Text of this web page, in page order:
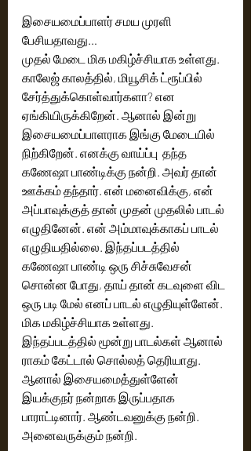
இசையமைப்பாளர் சமய முரளி
பேசியதாவது…
முதல் மேடை மிக மகிழ்ச்சியாக உள்ளது.
காலேஜ் காலத்தில், மியூசிக் ட்ரூப்பில்
சேர்த்துக்கொள்வார்களா? என
ஏங்கியிருக்கிறேன். ஆனால் இன்று
இசையமைப்பாளராக இங்கு மேடையில்
நிற்கிறேன். எனக்கு வாய்ப்பு  தந்த
கணேஷா பாண்டிக்கு நன்றி. அவர் தான்
ஊக்கம் தந்தார். என் மனைவிக்கு, என்
அப்பாவுக்குத் தான் முதன் முதலில் பாடல்
எழுதினேன். என் அம்மாவுக்காகப் பாடல்
எழுதியதில்லை. இந்தப்படத்தில்
கணேஷா பாண்டி ஒரு சிச்சுவேசன்
சொன்ன போது, தாய் தான் கடவுளை விட
ஒரு படி மேல் எனப் பாடல் எழுதியுள்ளேன்.
மிக மகிழ்ச்சியாக உள்ளது.
இந்தப்படத்தில் மூன்று பாடல்கள் ஆனால்
ராகம் கேட்டால் சொல்லத் தெரியாது.
ஆனால் இசையமைத்துள்ளேன்
இயக்குநர் நன்றாக இருப்பதாக
பாராட்டினார். ஆண்டவனுக்கு நன்றி.
அனைவருக்கும் நன்றி.